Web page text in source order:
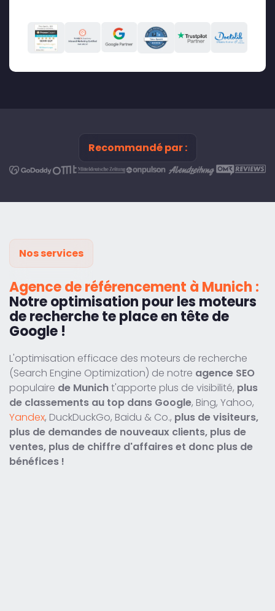
Recommandé par :
Nos services
Agence de référencement à Munich :
Notre optimisation pour les moteurs
de recherche te place en tête de
Google !
L'optimisation efficace des moteurs de recherche
(Search Engine Optimization) de notre agence SEO
populaire de Municht'apporte plus de visibilité, plus
de classements au top dans Google, Bing, Yahoo,
Yandex, DuckDuckGo, Baidu & Co., plus de visiteurs,
plus de demandes de nouveaux clients, plus de
ventes, plus de chiffre d'affaires et donc plus de
bénéfices !